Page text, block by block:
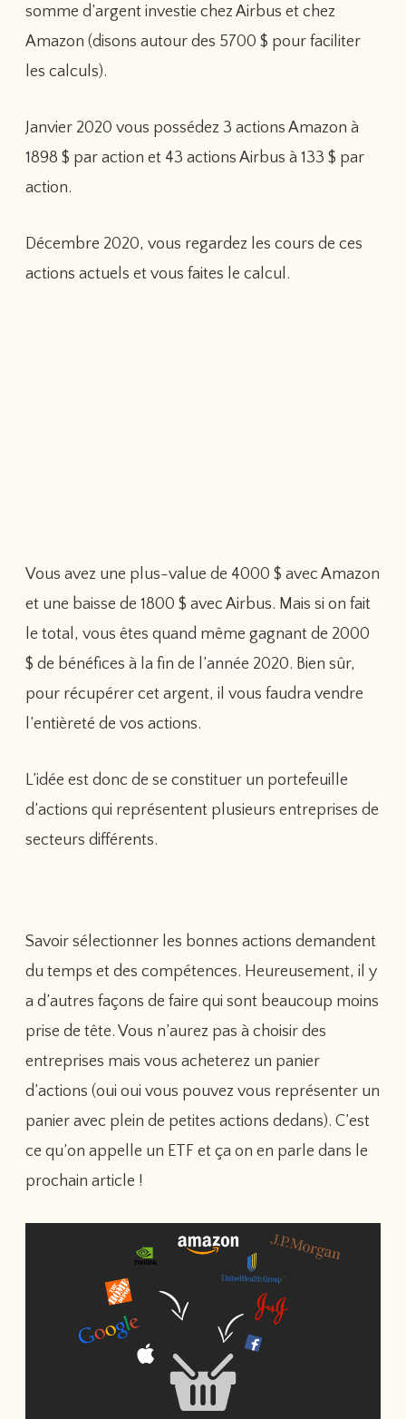
somme d’argent investie chez Airbus et chez
Amazon (disons autour des 5700 $ pour faciliter
les calculs).
Janvier 2020 vous possédez 3 actions Amazon à
1898 $ par action et 43 actions Airbus à 133 $ par
action.
Décembre 2020, vous regardez les cours de ces
actions actuels et vous faites le calcul.
Vous avez une plus-value de 4000 $ avec Amazon
et une baisse de 1800 $ avec Airbus. Mais si on fait
le total, vous êtes quand même gagnant de 2000
$ de bénéfices à la fin de l’année 2020. Bien sûr,
pour récupérer cet argent, il vous faudra vendre
l’entièreté de vos actions.
L’idée est donc de se constituer un portefeuille
d’actions qui représentent plusieurs entreprises de
secteurs différents.
Savoir sélectionner les bonnes actions demandent
du temps et des compétences. Heureusement, il y
a d’autres façons de faire qui sont beaucoup moins
prise de tête. Vous n’aurez pas à choisir des
entreprises mais vous acheterez un panier
d’actions (oui oui vous pouvez vous représenter un
panier avec plein de petites actions dedans). C’est
ce qu’on appelle un ETF et ça on en parle dans le
prochain article !